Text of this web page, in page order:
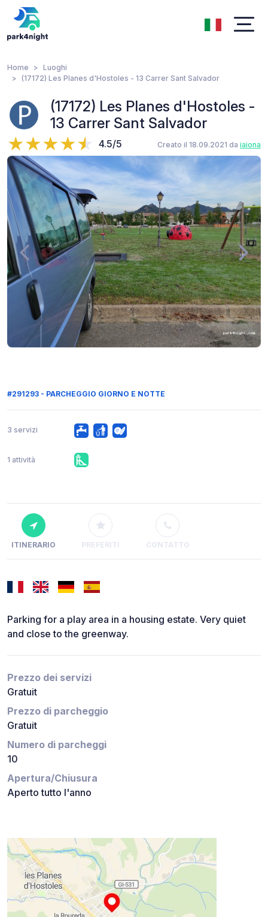
Home
Luoghi
(17172) Les Planes d'Hostoles - 13 Carrer Sant Salvador
(17172) Les Planes d'Hostoles -
13 Carrer Sant Salvador
4.5/5 Creato il 18.09.2021 da iaiona
#291293 - PARCHEGGIO GIORNO E NOTTE
3 servizi
1 attività
ITINERARIO PREFERITI CONTATTO
Parking for a play area in a housing estate. Very quiet
and close to the greenway.
Prezzo dei servizi
Gratuit
Prezzo di parcheggio
Gratuit
Numero di parcheggi
10
Apertura/Chiusura
Aperto tutto l'anno